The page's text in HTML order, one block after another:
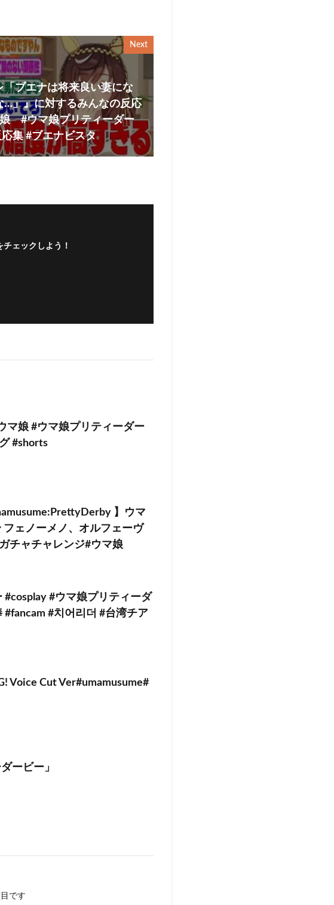
Next
「ブエナは将来良い妻にな
…」』に対するみんなの反応
#ウマ娘プリティーダー
集 #ブエナビスタ
チェックしよう！
マ娘 #ウマ娘プリティーダー
#shorts
】ウマ
ェノーメノ、オルフェーヴ
チャチャレンジ#ウマ娘
#ウマ娘プリティーダ
#치어리더 #台湾チア
Voice Cut Ver#umamusume#
ービー」
です